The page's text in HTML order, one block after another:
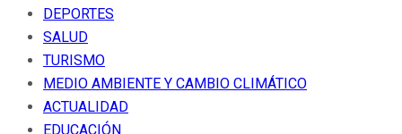
DEPORTES
SALUD
TURISMO
MEDIO AMBIENTE Y CAMBIO CLIMÁTICO
ACTUALIDAD
EDUCACIÓN